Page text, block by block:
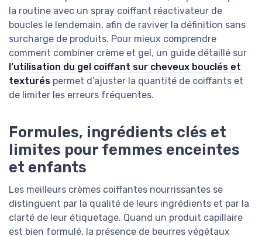
la routine avec un spray coiffant réactivateur de
boucles le lendemain, afin de raviver la définition sans
surcharge de produits. Pour mieux comprendre
comment combiner crème et gel, un guide détaillé sur
l’utilisation du gel coiffant sur cheveux bouclés et
texturés permet d’ajuster la quantité de coiffants et
de limiter les erreurs fréquentes.
Formules, ingrédients clés et
limites pour femmes enceintes
et enfants
Les meilleurs crèmes coiffantes nourrissantes se
distinguent par la qualité de leurs ingrédients et par la
clarté de leur étiquetage. Quand un produit capillaire
est bien formulé, la présence de beurres végétaux